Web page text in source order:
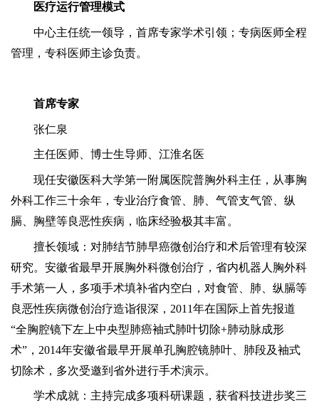
医疗运行管理模式
中心主任统一领导，首席专家学术引领；专病医师全程
管理，专科医师主诊负责。
首席专家
张仁泉
主任医师、博士生导师、江淮名医
现任安徽医科大学第一附属医院普胸外科主任，从事胸
外科工作三十余年，专业治疗食管、肺、气管支气管、纵
膈、胸壁等良恶性疾病，临床经验极其丰富。
擅长领域：对肺结节肺早癌微创治疗和术后管理有较深
研究。安徽省最早开展胸外科微创治疗，省内机器人胸外科
手术第一人，多项手术填补省内空白，对食管、肺、纵膈等
良恶性疾病微创治疗造诣很深， 2011年在国际上首先报道
“全胸腔镜下左上中央型肺癌袖式肺叶切除+肺动脉成形
术”，2014年安徽省最早开展单孔胸腔镜肺叶、肺段及袖式
切除术，多次受邀到省外进行手术演示。
学术成就：主持完成多项科研课题，获省科技进步奖三